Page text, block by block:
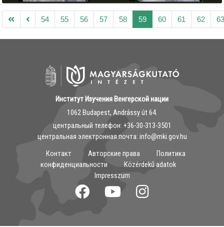
54 55 56 57 58 59 60 61 62
Институт Изучения Венгерской нации
1062 Budapest, Andrássy út 64.
центральный телефон: ‭+36-30-313-3501
центральная электронная почта: info@mki.gov.hu
Контакт
Авторские права
Политика
конфиденциальности
Közérdekű adatok
Impresszum